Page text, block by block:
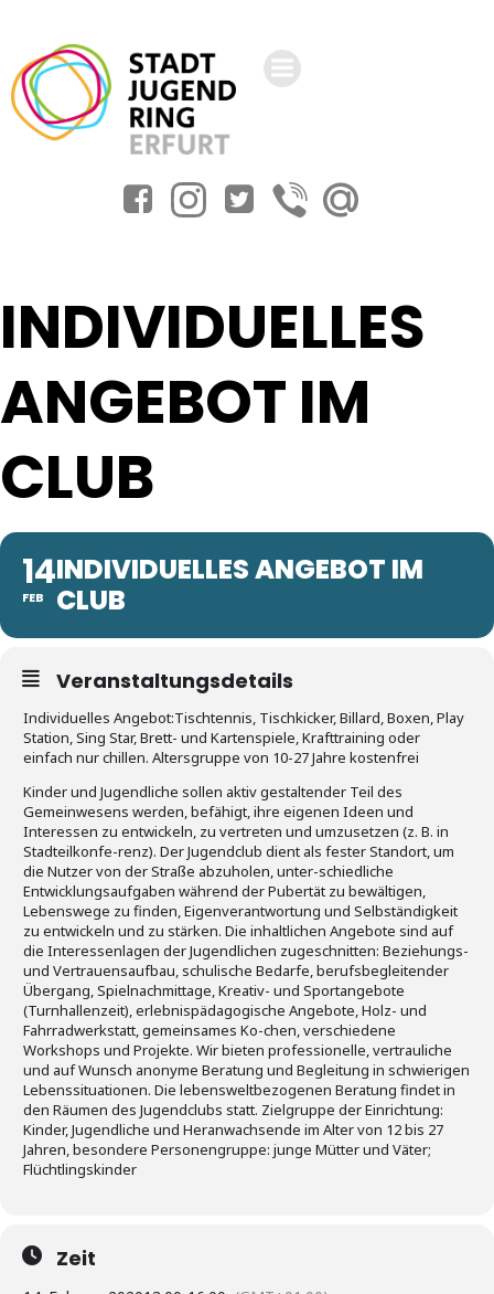
springen
INDIVIDUELLES
ANGEBOT IM
CLUB
14
FEB
INDIVIDUELLES ANGEBOT IM
CLUB
Veranstaltungsdetails
Individuelles Angebot:Tischtennis, Tischkicker, Billard, Boxen, Play
Station, Sing Star, Brett- und Kartenspiele, Krafttraining oder
einfach nur chillen. Altersgruppe von 10-27 Jahre kostenfrei
Kinder und Jugendliche sollen aktiv gestaltender Teil des
Gemeinwesens werden, befähigt, ihre eigenen Ideen und
Interessen zu entwickeln, zu vertreten und umzusetzen (z. B. in
Stadteilkonfe-renz). Der Jugendclub dient als fester Standort, um
die Nutzer von der Straße abzuholen, unter-schiedliche
Entwicklungsaufgaben während der Pubertät zu bewältigen,
Lebenswege zu finden, Eigenverantwortung und Selbständigkeit
zu entwickeln und zu stärken. Die inhaltlichen Angebote sind auf
die Interessenlagen der Jugendlichen zugeschnitten: Beziehungs-
und Vertrauensaufbau, schulische Bedarfe, berufsbegleitender
Übergang, Spielnachmittage, Kreativ- und Sportangebote
(Turnhallenzeit), erlebnispädagogische Angebote, Holz- und
Fahrradwerkstatt, gemeinsames Ko-chen, verschiedene
Workshops und Projekte. Wir bieten professionelle, vertrauliche
und auf Wunsch anonyme Beratung und Begleitung in schwierigen
Lebenssituationen. Die lebensweltbezogenen Beratung findet in
den Räumen des Jugendclubs statt. Zielgruppe der Einrichtung:
Kinder, Jugendliche und Heranwachsende im Alter von 12 bis 27
Jahren, besondere Personengruppe: junge Mütter und Väter;
Flüchtlingskinder
Zeit